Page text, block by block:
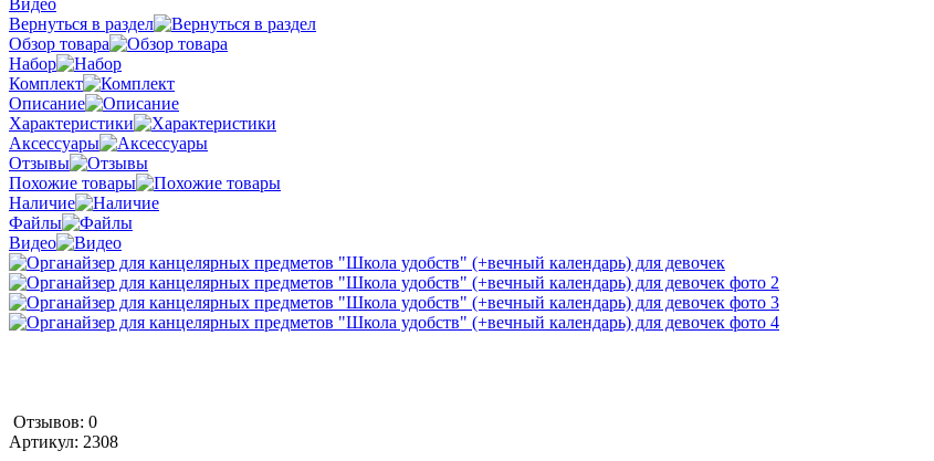
Вернуться в раздел
Обзор товара
Набор
Комплект
Описание
Характеристики
Аксессуары
Отзывы
Похожие товары
Наличие
Файлы
Видео
Отзывов: 0
Артикул: 2308